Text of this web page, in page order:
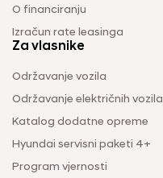
O financiranju
Izračun rate leasinga
Za vlasnike
Održavanje vozila
Održavanje električnih vozila
Katalog dodatne opreme
Hyundai servisni paketi 4+
Program vjernosti